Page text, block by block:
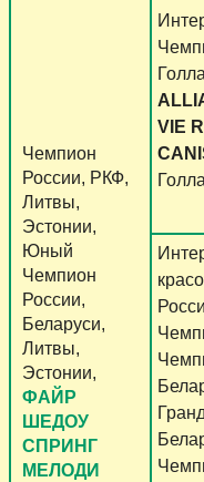
Чемпион
России, РКФ,
Литвы,
Эстонии,
Юный
Чемпион
России,
Беларуси,
Литвы,
Эстонии,
ФАЙР
ШЕДОУ
СПРИНГ
МЕЛОДИ
VIE